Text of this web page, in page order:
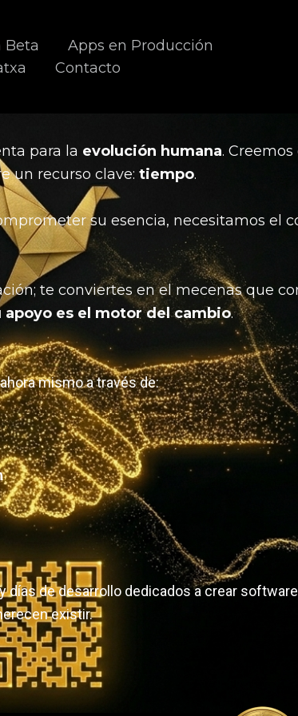
Beta
Apps en Producción
Contacto
para la evolución humana.
un recurso clave: tiempo.
su esencia, necesitamos el
te conviertes en el mecenas que
apoyo es el motor del cambio.
mismo a través de:
de desarrollo dedicados a crear
existir.